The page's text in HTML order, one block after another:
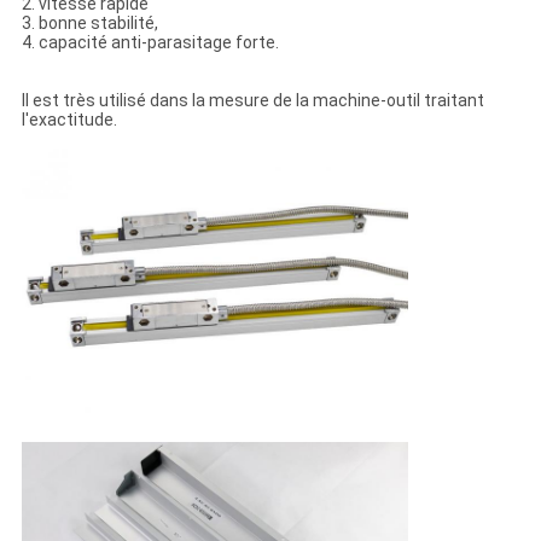
2. vitesse rapide
3. bonne stabilité,
4. capacité anti-parasitage forte.
Il est très utilisé dans la mesure de la machine-outil traitant
l'exactitude.